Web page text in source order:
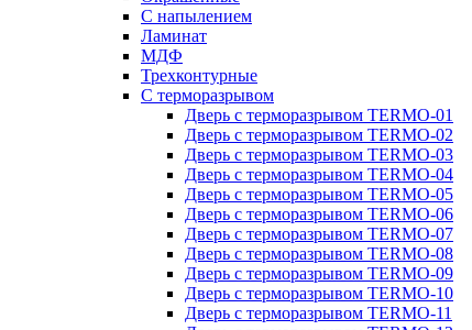
С напылением
Ламинат
МДФ
Трехконтурные
С терморазрывом
Дверь с терморазрывом TERMO-01
Дверь с терморазрывом TERMO-02
Дверь с терморазрывом TERMO-03
Дверь с терморазрывом TERMO-04
Дверь с терморазрывом TERMO-05
Дверь с терморазрывом TERMO-06
Дверь с терморазрывом TERMO-07
Дверь с терморазрывом TERMO-08
Дверь с терморазрывом TERMO-09
Дверь с терморазрывом TERMO-10
Дверь с терморазрывом TERMO-11